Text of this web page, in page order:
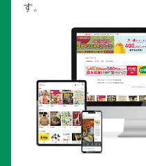
す。